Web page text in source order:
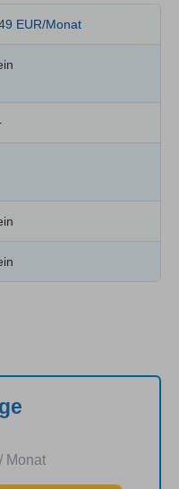
EUR/Monat
/ Monat